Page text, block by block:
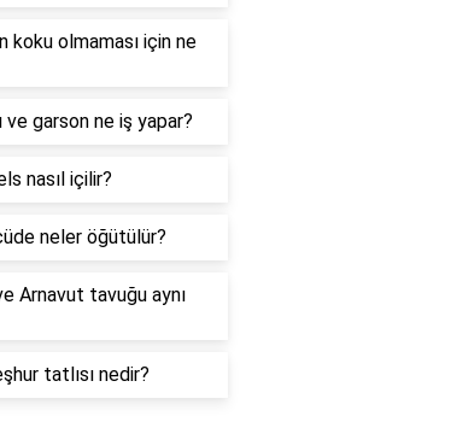
koku olmaması için ne
ve garson ne iş yapar?
nasıl içilir?
neler öğütülür?
Arnavut tavuğu aynı
tatlısı nedir?